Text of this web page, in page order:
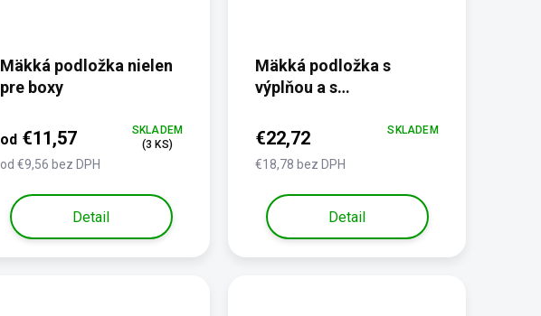
Mäkká podložka nielen
pre boxy
od €9,56 bez DPH
od€11,57
SKLADEM
(3 KS)
Detail
Mäkká podložka s
výplňou a s
XXXL
€18,78 bez DPH
€22,72 SKLADEM
Detail